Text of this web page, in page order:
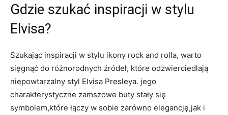
Gdzie szukać inspiracji w stylu
Elvisa?
Szukając inspiracji w stylu ikony rock and rolla, warto
sięgnąć do różnorodnych źródeł, które odzwierciedlają
niepowtarzalny styl Elvisa Presleya. jego
charakterystyczne zamszowe buty stały się
symbolem,które łączy w sobie zarówno elegancję,jak i